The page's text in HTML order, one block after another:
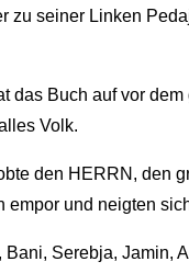
zu seiner Linken
das Buch auf vor
Volk.
den HERRN, den
empor und neigten
Serebja, Jamin,